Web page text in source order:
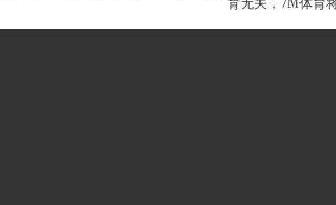
育无关，7M体育